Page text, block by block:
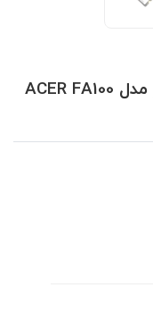
اس اس دی 256 گیگابایت ایسر مدل ACER FA100